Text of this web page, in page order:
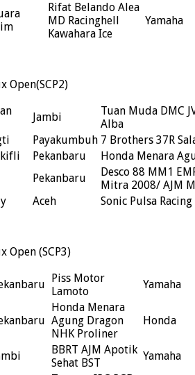
Rifat Belando Alea
MD Racinghell
Kawahara Ice
Yamaha
Open(SCP2)
Jambi
Tuan Muda DMC
Alba
Payakumbuh 7 Brothers 37R
Pekanbaru
Honda Menara
Pekanbaru
Desco 88 MM1
Mitra 2008/ AJM
Aceh Sonic Pulsa Racing
Open (SCP3)
Piss Motor
Lamoto
Yamaha
Honda Menara
Agung Dragon
NHK Proliner
Honda
BBRT AJM Apotik
Sehat BST
Yamaha